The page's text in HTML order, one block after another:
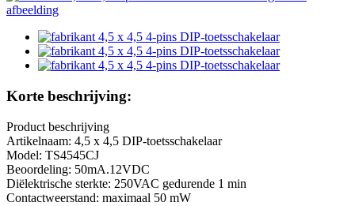
Korte beschrijving:
Product beschrijving
Artikelnaam: 4,5 x 4,5 DIP-toetsschakelaar
Model: TS4545CJ
Beoordeling: 50mA.12VDC
Diëlektrische sterkte: 250VAC gedurende 1 min
Contactweerstand: maximaal 50 mW